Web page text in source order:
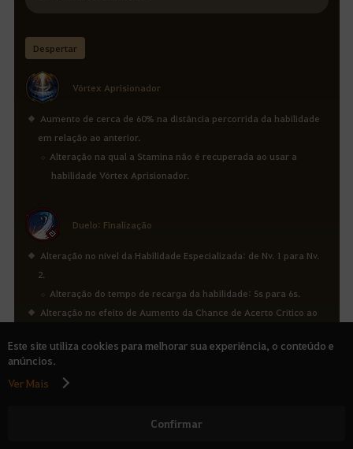
Despertar
Vórtex Aprisionador
Aumento de cerca de 60% na distância percorrida da habilidade
em relação ao anterior.
Alteração na qual a Stamina não é recuperada ao usar a
habilidade Vórtex Aprisionador.
Duelo: Finalização
Alteração no nível da Habilidade Especializada: de Nv. 1 para Nv.
2.
Alteração do tempo de recarga da habilidade: 5s para 6s.
Alteração no efeito de Aumento da Chance de Acerto Crítico ao
Este site utiliza cookies para melhorar sua experiência, o conteúdo e
anúncios.
Ver Mais
Confirmar